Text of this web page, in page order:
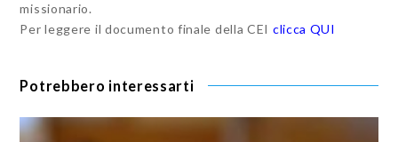
missionario.
Per leggere il documento finale della CEI clicca QUI
Potrebbero interessarti